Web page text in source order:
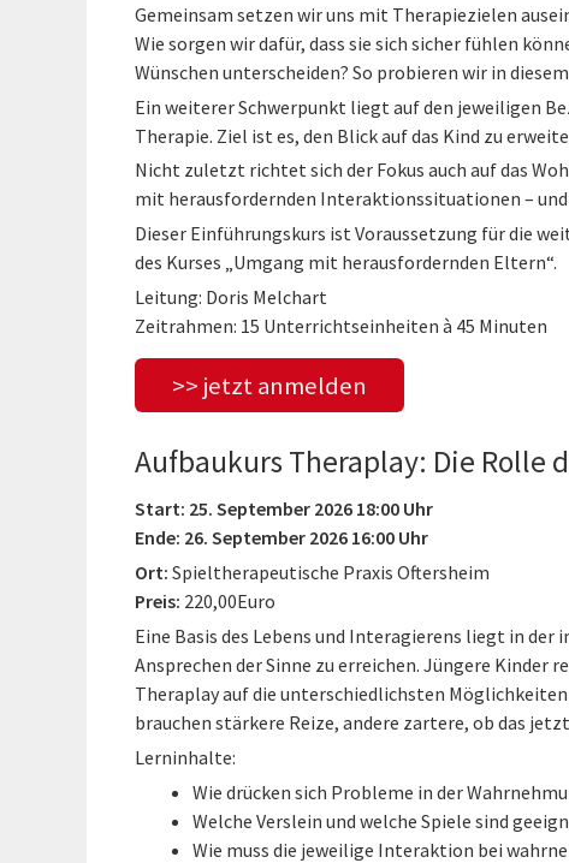
Gemeinsam setzen wir uns mit Therapiezielen
Wie sorgen wir dafür, dass sie sich sicher fühlen
Wünschen unterscheiden? So probieren wir in
Ein weiterer Schwerpunkt liegt auf den jeweiligen
Therapie. Ziel ist es, den Blick auf das Kind zu
Nicht zuletzt richtet sich der Fokus auch auf das
mit herausfordernden Interaktionssituationen –
Dieser Einführungskurs ist Voraussetzung für die
des Kurses „Umgang mit herausfordernden Eltern“.
Leitung: Doris Melchart
Zeitrahmen: 15 Unterrichtseinheiten à 45 Minuten
>> jetzt anmelden
Aufbaukurs Theraplay: Die Rolle
Start: 25. September 2026 18:00 Uhr
Ende: 26. September 2026 16:00 Uhr
Ort: Spieltherapeutische Praxis Oftersheim
Preis: 220,00Euro
Eine Basis des Lebens und Interagierens liegt in
Ansprechen der Sinne zu erreichen. Jüngere
Theraplay auf die unterschiedlichsten
brauchen stärkere Reize, andere zartere, ob das
Lerninhalte:
Wie drücken sich Probleme in der
Welche Verslein und welche Spiele sind
Wie muss die jeweilige Interaktion bei